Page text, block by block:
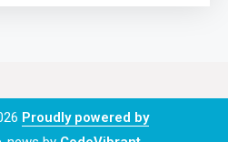
Proudly powered by